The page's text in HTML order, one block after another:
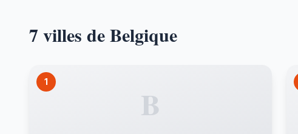
7 villes de Belgique
1
B